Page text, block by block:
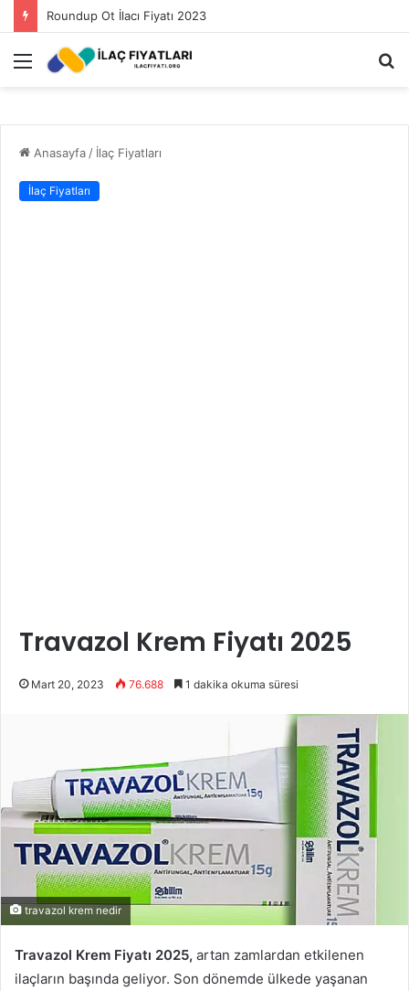
Roundup Ot İlacı Fiyatı 2023
Menü
Anasayfa/ İlaç Fiyatları
İlaç Fiyatları
Travazol Krem Fiyatı 2025
Mart 20, 2023 76.688 1 dakika okuma süresi
travazol krem nedir
Travazol Krem Fiyatı 2025, artan zamlardan etkilenen
ilaçların başında geliyor. Son dönemde ülkede yaşanan